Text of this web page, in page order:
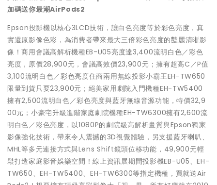
加碼送你最潮AirPods2
Epson投影機以核心3LCD技術，讓白色亮度等於彩色亮度，真
實還原影像色彩，為消費者帶來最大三倍彩色亮度的豔麗清晰影
像！商用會議高解析機種EB-U05亮度達3,400流明白色／彩色
亮度，原價28,900元，會議高效價23,900元；擁有超高C／P值
3,100流明白色／彩色亮度住商兩用無線投影小霸王EH-TW650
限量到貨只要23,900元；絕美家用劇院入門機種EH-TW5400
擁有2,500流明白色／彩色亮度與藍牙無線音源功能，特價32,9
00元；小豪宅升級進階家庭劇院機種EH-TW6300擁有2,600流
明白色／彩色亮度，以1080P的劇院級高解析畫質與Epson獨家
影像強化技術，帶來令人震撼的3D視覺體驗，另支援藍牙喇叭、
MHL等多元連接方式與Lens Shift鏡頭位移功能，49,900元輕
鬆打造家庭影音娛樂空間！線上資訊展期間投影機EB-U05、EH-
TW650、EH-TW5400、EH-TW6300等指定機種，買就送Air